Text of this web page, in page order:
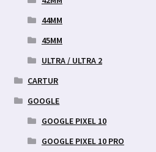
44MM
45MM
ULTRA / ULTRA 2
CARTUR
GOOGLE
GOOGLE PIXEL 10
GOOGLE PIXEL 10 PRO